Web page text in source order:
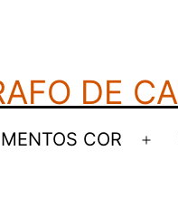
DE
COR